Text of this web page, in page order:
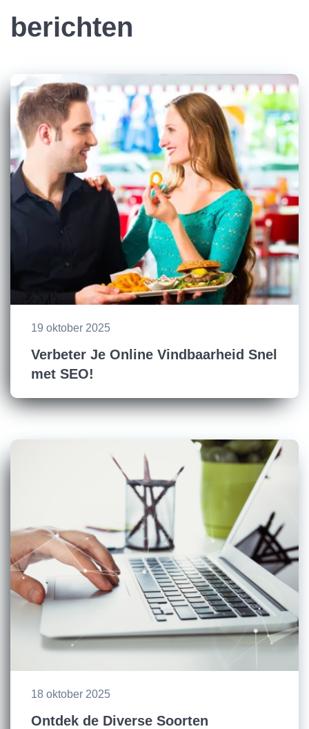
berichten
19 oktober 2025
Verbeter Je Online Vindbaarheid Snel
met SEO!
18 oktober 2025
Ontdek de Diverse Soorten